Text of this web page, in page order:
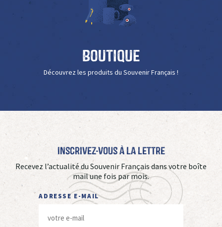
Boutique
Découvrez les produits du Souvenir Français !
Inscrivez-vous à La Lettre
Recevez l’actualité du Souvenir Français dans votre boîte
mail une fois par mois.
ADRESSE E-MAIL